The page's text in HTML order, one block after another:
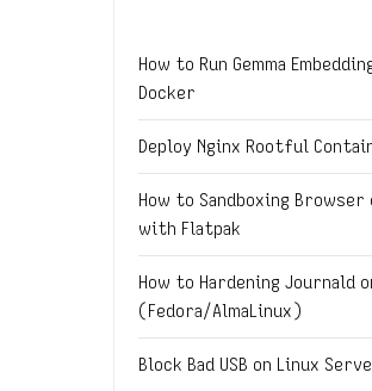
How to Run Gemma
Docker
Deploy Nginx Rootful
How to Sandboxing Browser
with Flatpak
How to Hardening Journald
(Fedora/AlmaLinux)
Block Bad USB on Linux